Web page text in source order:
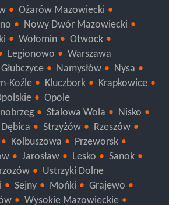
Żuromin Pułtusk
Płońsk
Ożarów Mazowiecki
Nowy Dwór Mazowiecki
Wołomin
Otwock
Legionowo
Warszawa
Głubczyce Namysłów
Nysa
Koźle Kluczbork
Opole
Stalowa Wola
Nisko
Dębica Strzyżów
Rzeszów
Kolbuszowa
Przeworsk
Jarosław Lesko
Ustrzyki Dolne
Sejny Mońki
Grajewo